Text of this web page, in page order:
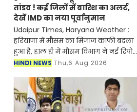
तांडव ! कई जिलों में बारिश का अलर्ट,
देखें IMD का नया पूर्वानुमान
Udaipur Times, Haryana Weather :
हरियाणा में मौसम का मिजाज काफी बदला
हुआ है, हाल ही में मौसम विभाग ने नई रिपोर्ट
जारी करते हुए बताया है की प्रदेश में मानसून
HINDI NEWS Thu,6 Aug 2026